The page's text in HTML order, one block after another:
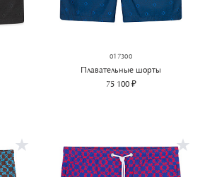
017300
Плавательные шорты
75 100 ₽